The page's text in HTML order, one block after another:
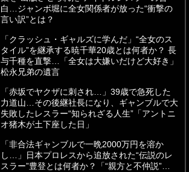
白…ジャンボ堀に全女関係者が放った“衝撃の
言い訳”とは？
「クラッシュ・ギャルズに学んだ」“全女のス
タイル”を継承する暁千華20歳とは何者か？ 長
与千種を直撃…「全女は大嫌いだけど大好き」
松永兄弟の遺言
「赤坂でヤクザに刺され…」39歳で急死した
力道山…その後継社長になり、ギャンブルで大
失敗したレスラー“知られざる人生”「アントニ
オ猪木が土下座した日」
「非合法ギャンブルで一晩2000万円を溶か
し…」日本プロレスから追放された“伝説のレ
スラー”豊登とは何者か？「“親方と不仲説”…